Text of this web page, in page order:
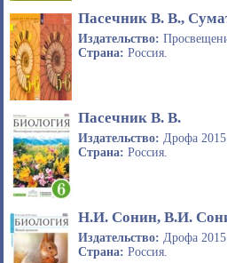
Пасечник В. В.,
Издательство:
Страна: Россия.
Пасечник В. В.
Издательство: Дрофа 2015
Страна: Россия.
Н.И. Сонин, В.И.
Издательство: Дрофа 2015
Страна: Россия.